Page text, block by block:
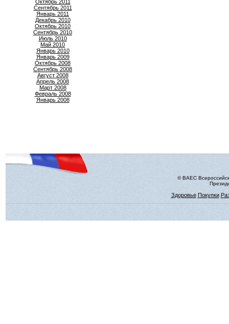
Октябрь 2011
Сентябрь 2011
Январь 2011
Декабрь 2010
Октябрь 2010
Сентябрь 2010
Июль 2010
Май 2010
Январь 2010
Январь 2009
Октябрь 2008
Сентябрь 2008
Август 2008
Апрель 2008
Март 2008
Февраль 2008
Январь 2008
© ВАЕС
Здоровье Покупки